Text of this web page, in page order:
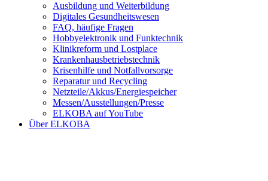
Ausbildung und Weiterbildung
Digitales Gesundheitswesen
FAQ, häufige Fragen
Hobbyelektronik und Funktechnik
Klinikreform und Lostplace
Krankenhausbetriebstechnik
Krisenhilfe und Notfallvorsorge
Reparatur und Recycling
Netzteile/Akkus/Energiespeicher
Messen/Ausstellungen/Presse
ELKOBA auf YouTube
Über ELKOBA